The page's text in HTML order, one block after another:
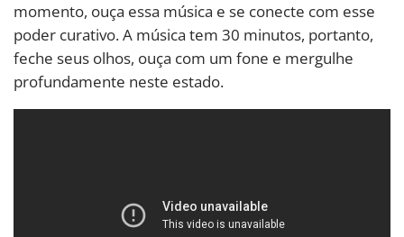
momento, ouça essa música e se conecte com esse
poder curativo. A música tem 30 minutos, portanto,
feche seus olhos, ouça com um fone e mergulhe
profundamente neste estado.